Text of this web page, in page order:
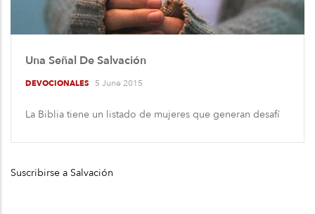
Una Señal De Salvación
DEVOCIONALES 5 June 2015
La Biblia tiene un listado de mujeres que generan desafí
Suscribirse a Salvación